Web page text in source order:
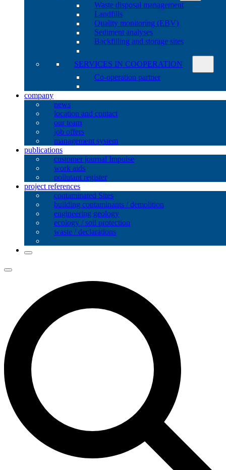
Waste disposal management
Landfills
Quality monitoring (EBV)
Sediment analyses
Backfilling and storage sites
SERVICES IN COOPERATION
Co-operation partner
company
news
location and contact
our team
job offers
management system
publications
customer journal Impulse
work aids
pollutant register
project references
contaminated Sites
building contaminants / demolition
engineering geology
ecology / soil protection
waste / declarations